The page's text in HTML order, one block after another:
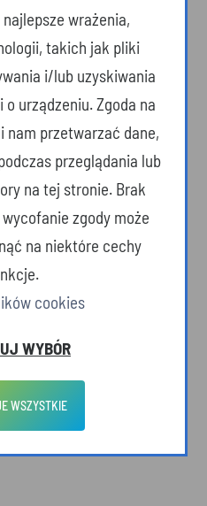
wrażenia,
takich jak pliki
i/lub uzyskiwania
urządzeniu. Zgoda na
przetwarzać dane,
przeglądania lub
na tej stronie. Brak
zgody może
na niektóre cechy
cookies
WYBÓR
WSZYSTKIE